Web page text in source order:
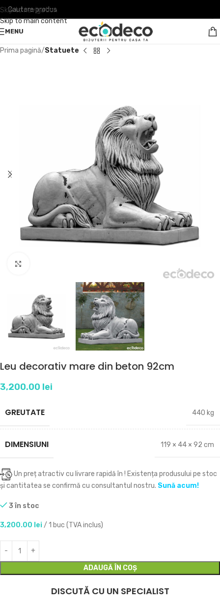
Skip to navigation
Skip to main content
MENU
Prima pagină Statuete
Leu decorativ mare din beton 92cm
3,200.00 lei
GREUTATE 440 kg
DIMENSIUNI 119 × 44 × 92 cm
Un preț atractiv cu livrare rapidă în ! Existența produsului pe stoc
și cantitatea se confirmă cu consultantul nostru. Sună acum!
3 în stoc
3,200.00 lei/ 1 buc (TVA inclus)
ADAUGĂ ÎN COȘ
DISCUTĂ CU UN SPECIALIST